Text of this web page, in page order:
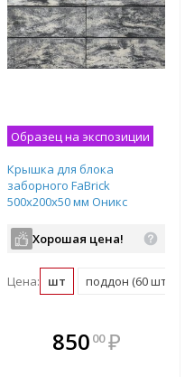
В комплекте
всегда выгоднее!
Образец на экспозиции
Крышка для блока
заборного FaBrick
500х200х50 мм Оникс
Хорошая цена!
Цена: шт поддон (60 шт)
850 00 ₽